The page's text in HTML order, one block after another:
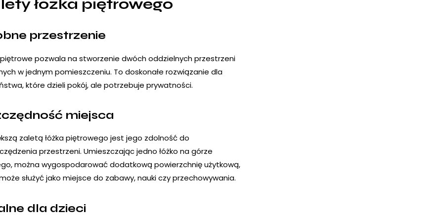
łóżka piętrowego
przestrzenie
piętrowe pozwala na stworzenie dwóch oddzielnych przestrzeni
w jednym pomieszczeniu. To doskonałe rozwiązanie dla
które dzieli pokój, ale potrzebuje prywatności.
miejsca
zaletą łóżka piętrowego jest jego zdolność do
przestrzeni. Umieszczając jedno łóżko na górze
można wygospodarować dodatkową powierzchnię użytkową,
służyć jako miejsce do zabawy, nauki czy przechowywania.
dla dzieci